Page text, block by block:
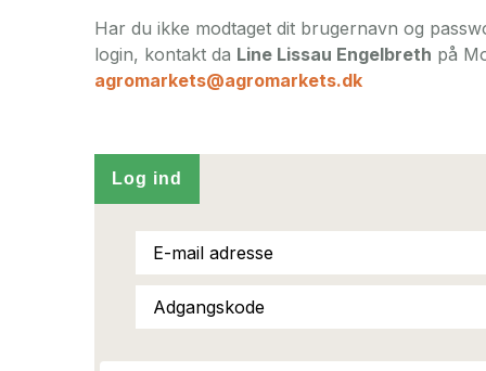
Har du ikke modtaget dit brugernavn og
login, kontakt da Line Lissau Engelbreth på
agromarkets@agromarkets.dk
Log ind